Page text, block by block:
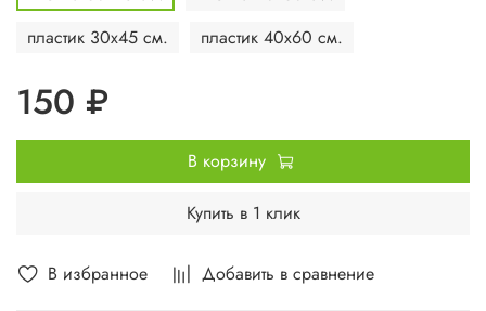
В избранное Добавить в сравнение
пластик 30х45 см.
пластик 40х60 см.
150 ₽
В корзину
Купить в 1 клик